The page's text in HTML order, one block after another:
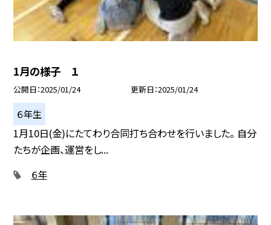
1月の様子 １
公開日 2025/01/24 更新日 2025/01/24
６年生
1月10日(金)にたてわり合同打ち合わせを行いました。 自分
たちが企画、運営をし...
６年